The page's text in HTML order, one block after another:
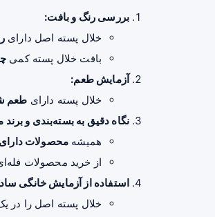
بررسی رنگ و بافت:
خلال پسته اصل دارای
بافت خلال پسته کمی
آزمایش طعم:
خلال پسته دارای طعم
نگاه دقیق به بسته‌بندی و
همیشه محصولات دارای
از خرید محصولات
استفاده از آزمایش خانگی
خلال پسته اصل را در